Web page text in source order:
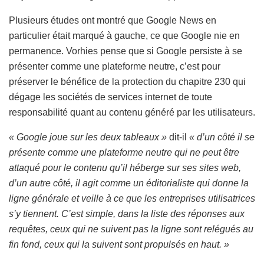
Plusieurs études ont montré que Google News en
particulier était marqué à gauche, ce que Google nie en
permanence. Vorhies pense que si Google persiste à se
présenter comme une plateforme neutre, c’est pour
préserver le bénéfice de la protection du chapitre 230 qui
dégage les sociétés de services internet de toute
responsabilité quant au contenu généré par les utilisateurs.
« Google joue sur les deux tableaux » dit-il « d’un côté il se
présente comme une plateforme neutre qui ne peut être
attaqué pour le contenu qu’il héberge sur ses sites web,
d’un autre côté, il agit comme un éditorialiste qui donne la
ligne générale et veille à ce que les entreprises utilisatrices
s’y tiennent. C’est simple, dans la liste des réponses aux
requêtes, ceux qui ne suivent pas la ligne sont relégués au
fin fond, ceux qui la suivent sont propulsés en haut. »